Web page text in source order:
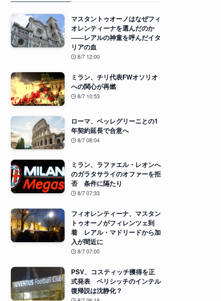
マスタントゥオーノはなぜフィ
オレンティーナを選んだのか
――レアルの神童を呼んだイタ
リアの血
8/7 12:00
ミラン、チリ代表FWオソリオ
への関心が再燃
8/7 10:53
ローマ、ペッレグリーニとの1
年契約延長で合意へ
8/7 08:04
ミラン、ラファエル・レオンへ
のガラタサライのオファーを拒
否 条件に隔たり
8/7 07:33
フィオレンティーナ、マスタン
トゥオーノがフィレンツェ到
着 レアル・マドリードから加
入が間近に
8/7 07:00
PSV、コスティッチ獲得を正
式発表 ペリシッチのインテル
復帰説は沈静化？